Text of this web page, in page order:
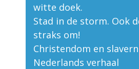
witte doek.
Stad in de storm. Ook
straks om!
Christendom en
Nederlands verhaal